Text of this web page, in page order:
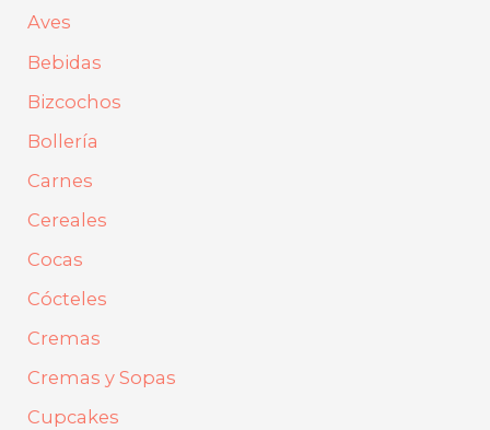
r
r
:
Aves
Bebidas
Bizcochos
Bollería
Carnes
Cereales
Cocas
Cócteles
Cremas
Cremas y Sopas
Cupcakes